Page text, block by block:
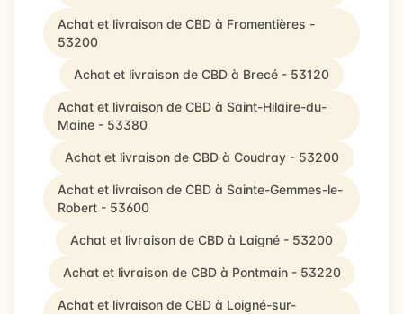
Achat et livraison de CBD à Fromentières -
53200
Achat et livraison de CBD à Brecé - 53120
Achat et livraison de CBD à Saint-Hilaire-du-
Maine - 53380
Achat et livraison de CBD à Coudray - 53200
Achat et livraison de CBD à Sainte-Gemmes-le-
Robert - 53600
Achat et livraison de CBD à Laigné - 53200
Achat et livraison de CBD à Pontmain - 53220
Achat et livraison de CBD à Loigné-sur-